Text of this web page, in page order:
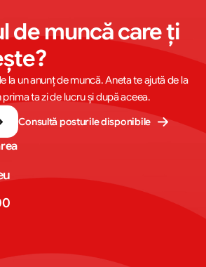
de muncă care ți
la un anunț de muncă. Aneta te ajută de la
ta zi de lucru și după aceea.
Consultă posturile disponibile